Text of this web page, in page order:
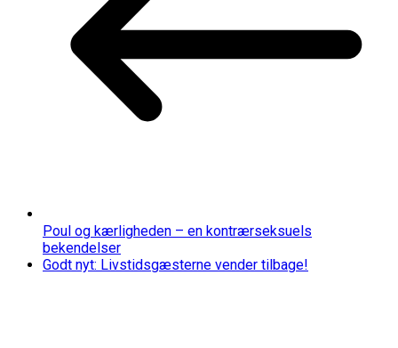
Poul og kærligheden – en kontrærseksuels
bekendelser
Godt nyt: Livstidsgæsterne vender tilbage!